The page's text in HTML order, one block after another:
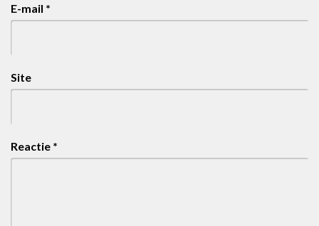
E-mail *
Site
Reactie *